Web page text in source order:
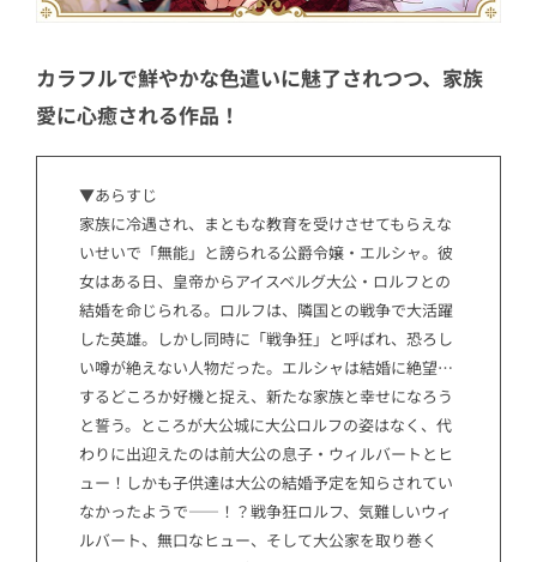
カラフルで鮮やかな色遣いに魅了されつつ、家族
愛に心癒される作品！
▼あらすじ
家族に冷遇され、まともな教育を受けさせてもらえな
いせいで「無能」と謗られる公爵令嬢・エルシャ。彼
女はある日、皇帝からアイスベルグ大公・ロルフとの
結婚を命じられる。ロルフは、隣国との戦争で大活躍
した英雄。しかし同時に「戦争狂」と呼ばれ、恐ろし
い噂が絶えない人物だった。エルシャは結婚に絶望…
するどころか好機と捉え、新たな家族と幸せになろう
と誓う。ところが大公城に大公ロルフの姿はなく、代
わりに出迎えたのは前大公の息子・ウィルバートとヒ
ュー！しかも子供達は大公の結婚予定を知らされてい
なかったようで――！？戦争狂ロルフ、気難しいウィ
ルバート、無口なヒュー、そして大公家を取り巻く